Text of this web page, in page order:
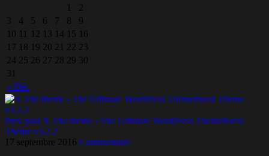
« Déc
1
2
3
4 5 6 7 8
9
10 11 12 13 14 15 16
17 18 19 20 21 22
23
24 25 26 27 28 29 30
31
Prev post X The theme - The Ultimate WordPress Themeforest
Theme v3.2.2
17 septembre 2016 Commentaire